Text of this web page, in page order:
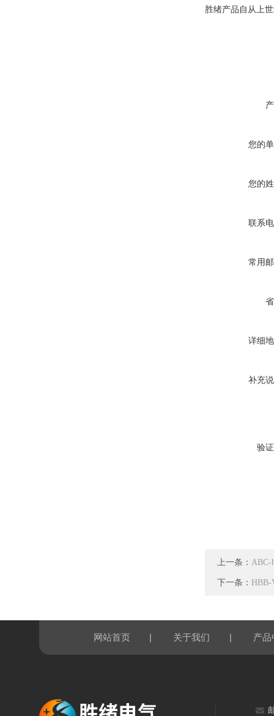
胜绪产品自从上
您的
您的
联系
常用
详细
补充
验
上一条： ABC-
下一条：
网站首页 | 关于我们 | 产品